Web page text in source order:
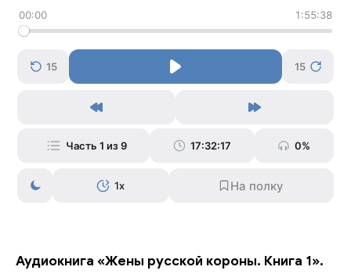
00:00 1:55:38
15 15
Часть 1 из 9 17:32:17 0%
1x
Аудиокнига «Жены русской короны. Книга 1».